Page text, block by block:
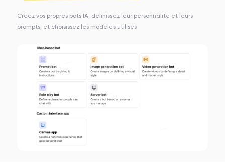
Créez vos propres bots IA, définissez leur personnalité et leurs
prompts, et choisissez les modèles utilisés